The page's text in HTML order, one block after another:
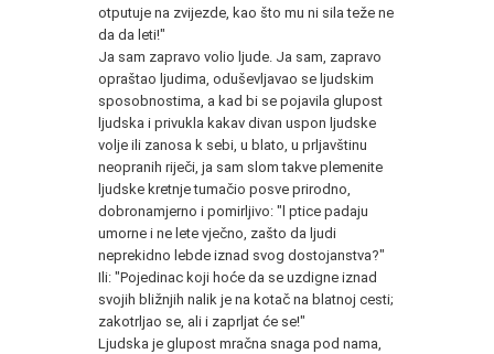
otputuje na zvijezde, kao što mu ni sila teže ne
da da leti!"
Ja sam zapravo volio ljude. Ja sam, zapravo
opraštao ljudima, oduševljavao se ljudskim
sposobnostima, a kad bi se pojavila glupost
ljudska i privukla kakav divan uspon ljudske
volje ili zanosa k sebi, u blato, u prljavštinu
neopranih riječi, ja sam slom takve plemenite
ljudske kretnje tumačio posve prirodno,
dobronamjerno i pomirljivo: "l ptice padaju
umorne i ne lete vječno, zašto da ljudi
neprekidno lebde iznad svog dostojanstva?"
Ili: "Pojedinac koji hoće da se uzdigne iznad
svojih bližnjih nalik je na kotač na blatnoj cesti;
zakotrljao se, ali i zaprljat će se!"
Ljudska je glupost mračna snaga pod nama,